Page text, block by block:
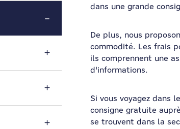
dans une grande
De plus, nous
commodité. Les frais
ils comprennent une
d'informations.
Si vous voyagez dans
consigne gratuite
se trouvent dans la